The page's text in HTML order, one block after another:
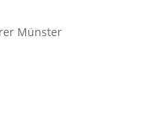
Münster